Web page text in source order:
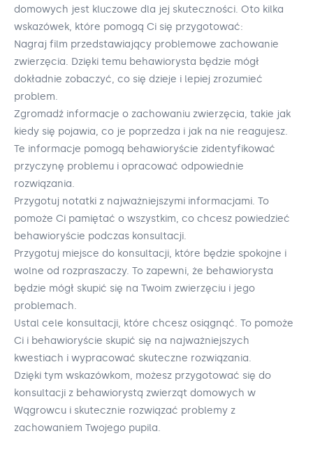
domowych jest kluczowe dla jej skuteczności. Oto kilka
wskazówek, które pomogą Ci się przygotować:
Nagraj film przedstawiający problemowe zachowanie
zwierzęcia. Dzięki temu behawiorysta będzie mógł
dokładnie zobaczyć, co się dzieje i lepiej zrozumieć
problem.
Zgromadź informacje o zachowaniu zwierzęcia, takie jak
kiedy się pojawia, co je poprzedza i jak na nie reagujesz.
Te informacje pomogą behawioryście zidentyfikować
przyczynę problemu i opracować odpowiednie
rozwiązania.
Przygotuj notatki z najważniejszymi informacjami. To
pomoże Ci pamiętać o wszystkim, co chcesz powiedzieć
behawioryście podczas konsultacji.
Przygotuj miejsce do konsultacji, które będzie spokojne i
wolne od rozpraszaczy. To zapewni, że behawiorysta
będzie mógł skupić się na Twoim zwierzęciu i jego
problemach.
Ustal cele konsultacji, które chcesz osiągnąć. To pomoże
Ci i behawioryście skupić się na najważniejszych
kwestiach i wypracować skuteczne rozwiązania.
Dzięki tym wskazówkom, możesz przygotować się do
konsultacji z behawiorystą zwierząt domowych w
Wągrowcu i skutecznie rozwiązać problemy z
zachowaniem Twojego pupila.